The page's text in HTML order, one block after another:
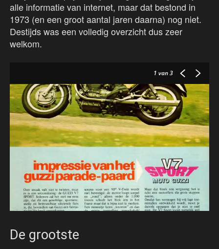
alle informatie van internet, maar dat bestond in
1973 (en een groot aantal jaren daarna) nog niet.
Destijds was een volledig overzicht dus zeer
welkom.
1 van 3
De grootste